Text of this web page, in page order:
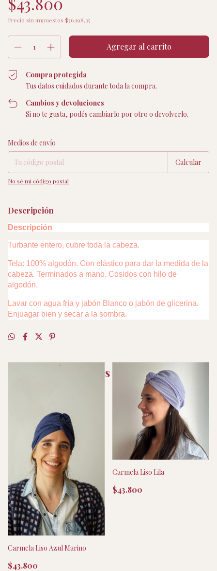
Precio sin impuestos $36.198,35
Compra protegida
Tus datos cuidados durante toda la compra.
Cambios y devoluciones
Si no te gusta, podés cambiarlo por otro o devolverlo.
Entregas para el CP:
Medios de envío
Calcular
No sé mi código postal
Descripción
Descripción
Turbante entero, cubre toda la cabeza.
Tela: 100% algodón. Con elástico para dar la medida de la
cabeza. Terminados a mano. Cosidos con hilo de
algodón.
Lavar con agua fría y jabón Blanco o jabón de glicerina.
Enjuagar bien y secar a la sombra.
Productos similares
Carmela Liso Azul Marino
$43.800
Carmela Liso Lila
$43.800